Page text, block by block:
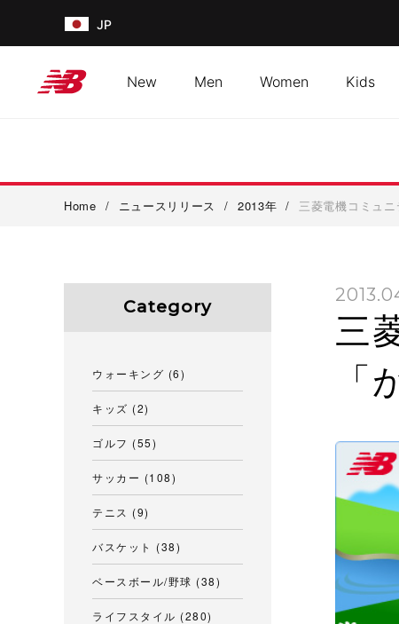
JP
New Men Women Kids
Home / ニュースリリース / 2013年 / 三菱電機コミュ
三
Category
ウォーキング (6)
キッズ (2)
ゴルフ (55)
サッカー (108)
テニス (9)
バスケット (38)
ベースボール/野球 (38)
ライフスタイル (280)